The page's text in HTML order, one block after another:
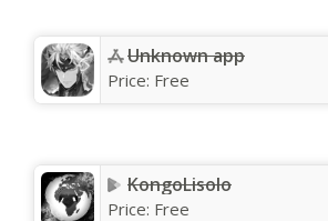
Unknown app
Price: Free
KongoLisolo
Price: Free